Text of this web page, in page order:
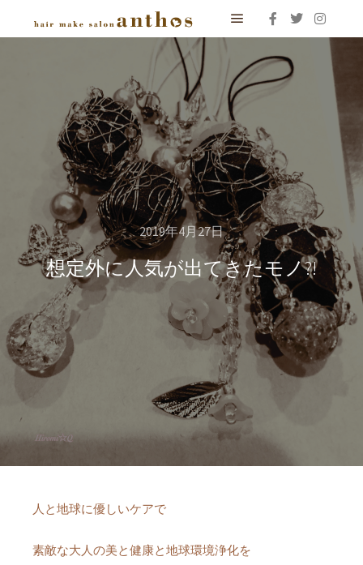
メインメニュー
2019年4月27日
想定外に人気が出てきたモノ?!
人と地球に優しいケアで
素敵な大人の美と健康と地球環境浄化を